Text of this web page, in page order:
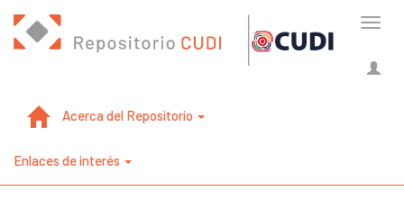
Acerca del Repositorio
Enlaces de interés